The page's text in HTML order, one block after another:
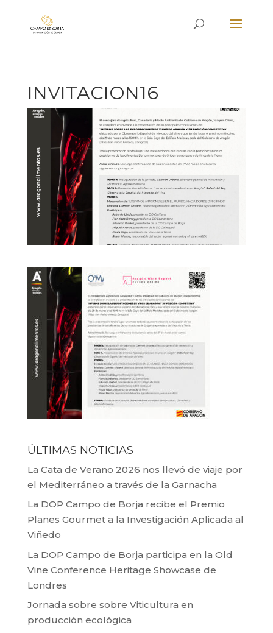
INVITACION16
ÚLTIMAS NOTICIAS
La Cata de Verano 2026 nos llevó de viaje por
el Mediterráneo a través de la Garnacha
La DOP Campo de Borja recibe el Premio
Planes Gourmet a la Investigación Aplicada al
Viñedo
La DOP Campo de Borja participa en la Old
Vine Conference Heritage Showcase de
Londres
Jornada sobre sobre Viticultura en
producción ecológica